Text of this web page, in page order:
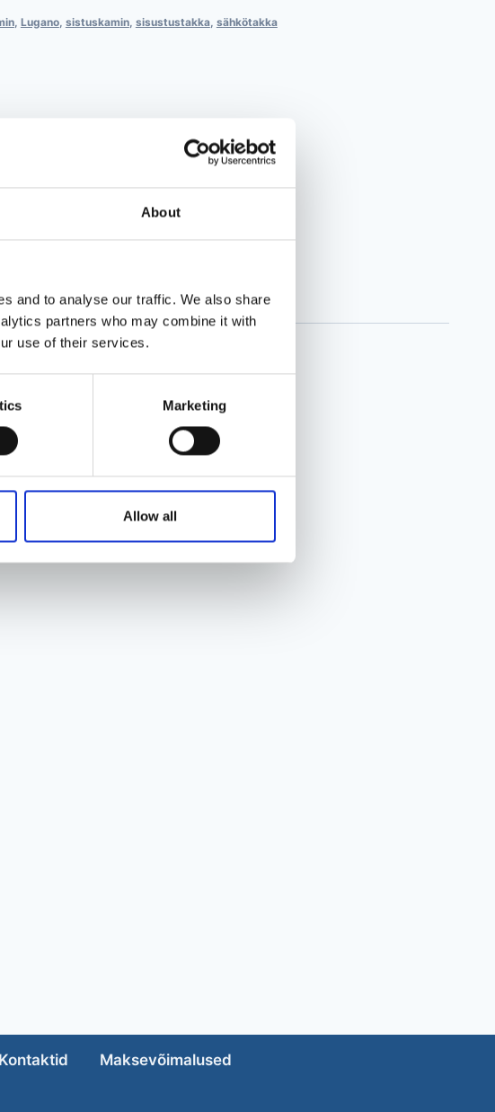
About
and to analyse our traffic. We also share
partners who may combine it with
use of their services.
Marketing
Allow all
, Lugano, sistuskamin, sisustustakka, sähkötakka
Kontaktid Maksevõimalused